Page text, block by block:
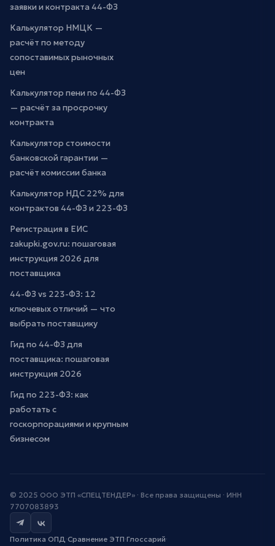
заявки и контракта 44-ФЗ
Калькулятор НМЦК —
расчёт по методу
сопоставимых рыночных
цен
Калькулятор пени по 44-ФЗ
— расчёт за просрочку
контракта
Калькулятор стоимости
банковской гарантии —
расчёт комиссии банка
Калькулятор НДС 22% для
контрактов 44-ФЗ и 223-ФЗ
Регистрация в ЕИС
zakupki.gov.ru: пошаговая
инструкция 2026 для
поставщика
44-ФЗ vs 223-ФЗ: 12
ключевых отличий — что
выбрать поставщику
Гид по 44-ФЗ для
поставщика: пошаговая
инструкция 2026
Гид по 223-ФЗ: как
работать с
госкорпорациями и крупным
бизнесом
© 2025 ООО ЭТП «СПЕЦТЕНДЕР» · Все права защищены · ИНН
7707083893
Политика ОПД·Сравнение ЭТП·Глоссарий·